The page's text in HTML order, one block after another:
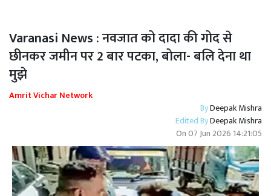
Varanasi News : नवजात को दादा की गोद से
छीनकर जमीन पर 2 बार पटका, बोला- बलि देना था
मुझे
Amrit Vichar Network
ByDeepak Mishra
Edited ByDeepak Mishra
On07 Jun 2026 14:21:05